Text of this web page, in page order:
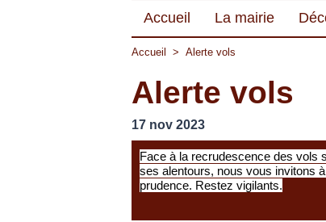
Accueil La mairie
Accueil > Alerte vols
Alerte vols
17 nov 2023
Face à la recrudescence des vols
ses alentours, nous vous invitons
prudence. Restez vigilants.